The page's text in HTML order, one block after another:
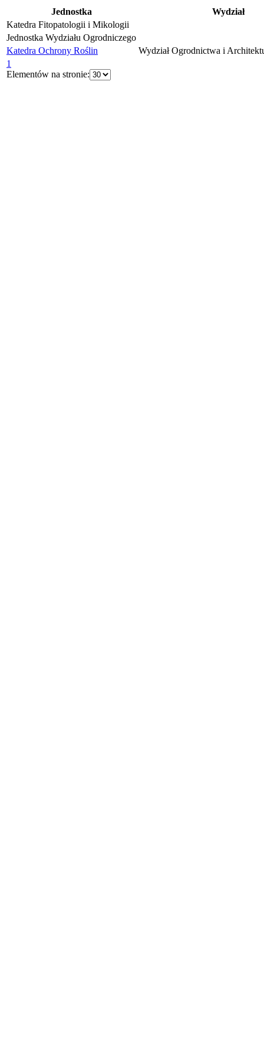
Jednostka
Wydział
Katedra Fitopatologii i Mikologii
Jednostka Wydziału Ogrodniczego
Katedra Ochrony Roślin
Wydział Ogrodnictwa i
1
Elementów na stronie: